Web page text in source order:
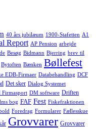
40 års jubilæum 1900-Stafetten A1
Report AP Pension arbejde
Besøg Bidmann Bjerring brev til
Bytoften Bænken Bøllefest
EDB-Firmaer Databehandling DCF
Det sker Dialog Systemet
Firmasport DM software Driften
bog FAF Fest Fiskefraktionen
Foredrag Formularer Fællesskue
Grovvarer Grovvarer